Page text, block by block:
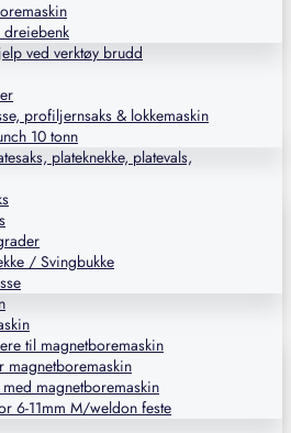
dreiebenk
ved verktøy brudd
profiljernsaks & lokkemaskin
10 tonn
plateknekke, platevals,
/ Svingbukke
til magnetboremaskin
magnetboremaskin
magnetboremaskin
6-11mm M/weldon feste